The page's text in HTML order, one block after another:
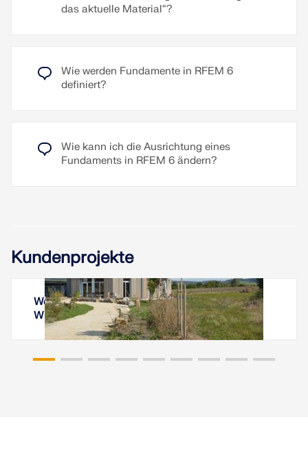
das aktuelle Material“?
Wie werden Fundamente in RFEM 6
definiert?
Wie kann ich die Ausrichtung eines
Fundaments in RFEM 6 ändern?
Kundenprojekte
Wohnturm Tempelhof, Kreßberg, Baden-
Württemberg